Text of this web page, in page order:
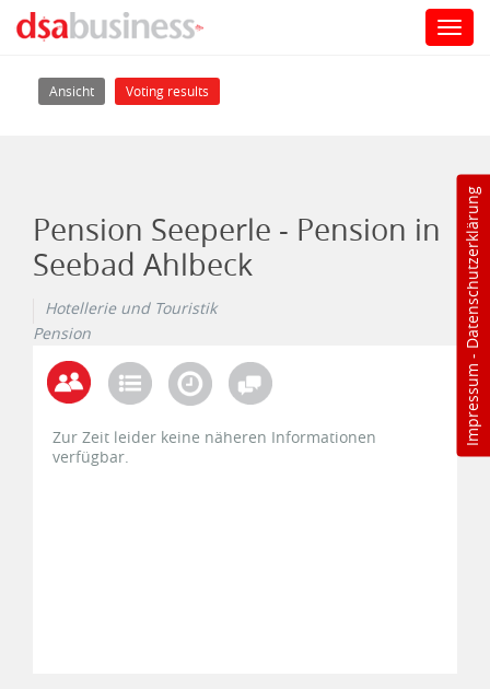
Impressum
-
Datenschutzerklärung
Haupt-Reiter
Ansicht (aktiver Reiter)
Voting results
Pension Seeperle - Pension in
Seebad Ahlbeck
Hotellerie und Touristik
Pension
Zur Zeit leider keine näheren Informationen
verfügbar.